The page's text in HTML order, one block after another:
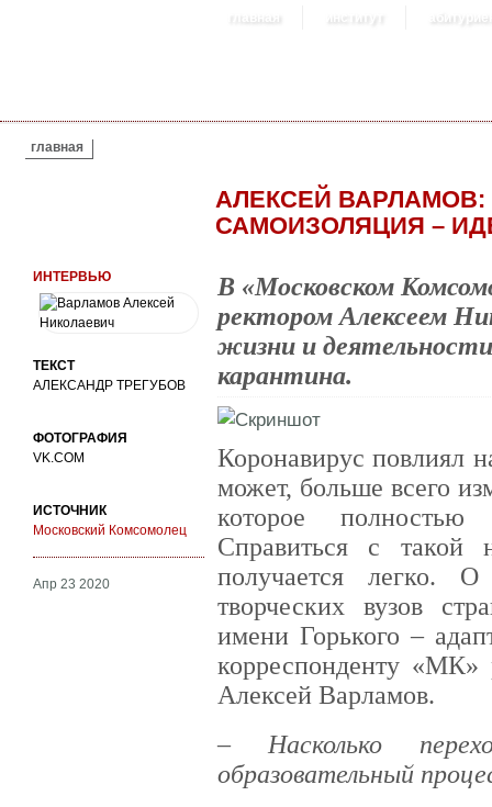
главная институт
ВЫ ЗДЕСЬ
главная
АЛЕКСЕЙ ВАРЛАМОВ:
САМОИЗОЛЯЦИЯ –
ИНТЕРВЬЮ
ТЕКСТ
АЛЕКСАНДР ТРЕГУБОВ
ФОТОГРАФИЯ
VK.COM
ИСТОЧНИК
Московский Комсомолец
Апр 23 2020
В «Московском
ректором Алексеем
жизни и
карантина.
Коронавирус повлиял
может, больше всего
которое
Справиться с такой
получается легко.
творческих вузов
имени Горького –
корреспонденту «МК»
Алексей Варламов.
– Насколько
образовательный